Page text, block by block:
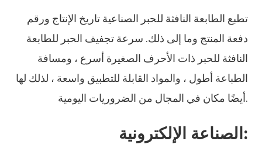
تطبع الطابعة النافثة للحبر الصناعية تاريخ الإنتاج ورقم
دفعة المنتج وما إلى ذلك. سرعة تجفيف الحبر للطابعة
النافثة للحبر ذات الأحرف الصغيرة أسرع ، ومسافة
الطباعة أطول ، والمواد القابلة للتطبيق واسعة ، لذلك لها
أيضًا مكان في المجال من الضروريات اليومية.
الصناعة الإلكترونية: